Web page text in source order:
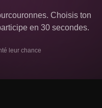
Choisis ton
en 30 secondes.
leur chance